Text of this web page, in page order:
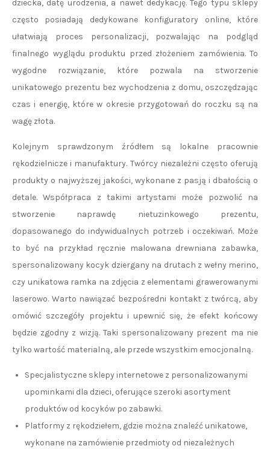
dziecka, datę urodzenia, a nawet dedykację. Tego typu sklepy
często posiadają dedykowane konfiguratory online, które
ułatwiają proces personalizacji, pozwalając na podgląd
finalnego wyglądu produktu przed złożeniem zamówienia. To
wygodne rozwiązanie, które pozwala na stworzenie
unikatowego prezentu bez wychodzenia z domu, oszczędzając
czas i energię, które w okresie przygotowań do roczku są na
wagę złota.
Kolejnym sprawdzonym źródłem są lokalne pracownie
rękodzielnicze i manufaktury. Twórcy niezależni często oferują
produkty o najwyższej jakości, wykonane z pasją i dbałością o
detale. Współpraca z takimi artystami może pozwolić na
stworzenie naprawdę nietuzinkowego prezentu,
dopasowanego do indywidualnych potrzeb i oczekiwań. Może
to być na przykład ręcznie malowana drewniana zabawka,
spersonalizowany kocyk dziergany na drutach z wełny merino,
czy unikatowa ramka na zdjęcia z elementami grawerowanymi
laserowo. Warto nawiązać bezpośredni kontakt z twórcą, aby
omówić szczegóły projektu i upewnić się, że efekt końcowy
będzie zgodny z wizją. Taki spersonalizowany prezent ma nie
tylko wartość materialną, ale przede wszystkim emocjonalną.
Specjalistyczne sklepy internetowe z personalizowanymi
upominkami dla dzieci, oferujące szeroki asortyment
produktów od kocyków po zabawki.
Platformy z rękodziełem, gdzie można znaleźć unikatowe,
wykonane na zamówienie przedmioty od niezależnych